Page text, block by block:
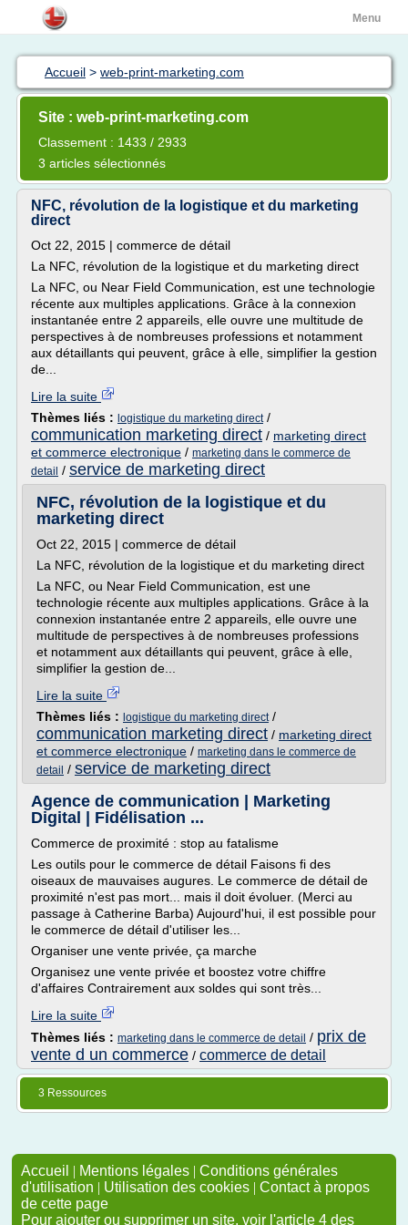
Menu
Accueil > web-print-marketing.com
Site : web-print-marketing.com
Classement : 1433 / 2933
3 articles sélectionnés
NFC, révolution de la logistique et du marketing
direct
Oct 22, 2015 | commerce de détail
La NFC, révolution de la logistique et du marketing direct
La NFC, ou Near Field Communication, est une technologie
récente aux multiples applications. Grâce à la connexion
instantanée entre 2 appareils, elle ouvre une multitude de
perspectives à de nombreuses professions et notamment
aux détaillants qui peuvent, grâce à elle, simplifier la gestion
de...
Lire la suite
Thèmes liés : logistique du marketing direct/
communication marketing direct / marketing direct
et commerce electronique / marketing dans le commerce de
detail / service de marketing direct
NFC, révolution de la logistique et du
marketing direct
Oct 22, 2015 | commerce de détail
La NFC, révolution de la logistique et du marketing direct
La NFC, ou Near Field Communication, est une
technologie récente aux multiples applications. Grâce à la
connexion instantanée entre 2 appareils, elle ouvre une
multitude de perspectives à de nombreuses professions
et notamment aux détaillants qui peuvent, grâce à elle,
simplifier la gestion de...
Lire la suite
Thèmes liés : logistique du marketing direct/
communication marketing direct / marketing direct
et commerce electronique / marketing dans le commerce de
detail / service de marketing direct
Agence de communication | Marketing
Digital | Fidélisation ...
Commerce de proximité : stop au fatalisme
Les outils pour le commerce de détail Faisons fi des
oiseaux de mauvaises augures. Le commerce de détail de
proximité n'est pas mort... mais il doit évoluer. (Merci au
passage à Catherine Barba) Aujourd'hui, il est possible pour
le commerce de détail d'utiliser les...
Organiser une vente privée, ça marche
Organisez une vente privée et boostez votre chiffre
d'affaires Contrairement aux soldes qui sont très...
Lire la suite
Thèmes liés : marketing dans le commerce de detail / prix de
vente d un commerce / commerce de detail
3 Ressources
Accueil | Mentions légales | Conditions générales
d'utilisation | Utilisation des cookies | Contact à propos
de cette page
Pour ajouter ou supprimer un site, voir l'article 4 des